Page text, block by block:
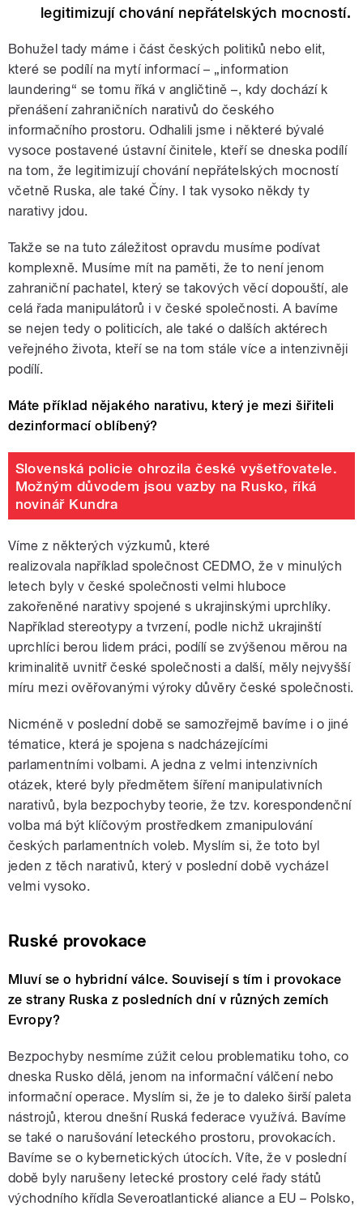
legitimizují chování nepřátelských mocností.
Bohužel tady máme i část českých politiků nebo elit,
které se podílí na mytí informací – „information
laundering“ se tomu říká v angličtině –, kdy dochází k
přenášení zahraničních narativů do českého
informačního prostoru. Odhalili jsme i některé bývalé
vysoce postavené ústavní činitele, kteří se dneska podílí
na tom, že legitimizují chování nepřátelských mocností
včetně Ruska, ale také Číny. I tak vysoko někdy ty
narativy jdou.
Takže se na tuto záležitost opravdu musíme podívat
komplexně. Musíme mít na paměti, že to není jenom
zahraniční pachatel, který se takových věcí dopouští, ale
celá řada manipulátorů i v české společnosti. A bavíme
se nejen tedy o politicích, ale také o dalších aktérech
veřejného života, kteří se na tom stále více a intenzivněji
podílí.
Máte příklad nějakého narativu, který je mezi šiřiteli
dezinformací oblíbený?
Slovenská policie ohrozila české vyšetřovatele.
Možným důvodem jsou vazby na Rusko, říká
novinář Kundra
Víme z některých výzkumů, které
realizovala například společnost CEDMO, že v minulých
letech byly v české společnosti velmi hluboce
zakořeněné narativy spojené s ukrajinskými uprchlíky.
Například stereotypy a tvrzení, podle nichž ukrajinští
uprchlíci berou lidem práci, podílí se zvýšenou měrou na
kriminalitě uvnitř české společnosti a další, měly nejvyšší
míru mezi ověřovanými výroky důvěry české společnosti.
Nicméně v poslední době se samozřejmě bavíme i o jiné
tématice, která je spojena s nadcházejícími
parlamentními volbami. A jedna z velmi intenzivních
otázek, které byly předmětem šíření manipulativních
narativů, byla bezpochyby teorie, že tzv. korespondenční
volba má být klíčovým prostředkem zmanipulování
českých parlamentních voleb. Myslím si, že toto byl
jeden z těch narativů, který v poslední době vycházel
velmi vysoko.
Ruské provokace
Mluví se o hybridní válce. Souvisejí s tím i provokace
ze strany Ruska z posledních dní v různých zemích
Evropy?
Bezpochyby nesmíme zúžit celou problematiku toho, co
dneska Rusko dělá, jenom na informační válčení nebo
informační operace. Myslím si, že je to daleko širší paleta
nástrojů, kterou dnešní Ruská federace využívá. Bavíme
se také o narušování leteckého prostoru, provokacích.
Bavíme se o kybernetických útocích. Víte, že v poslední
době byly narušeny letecké prostory celé řady států
východního křídla Severoatlantické aliance a EU – Polsko,